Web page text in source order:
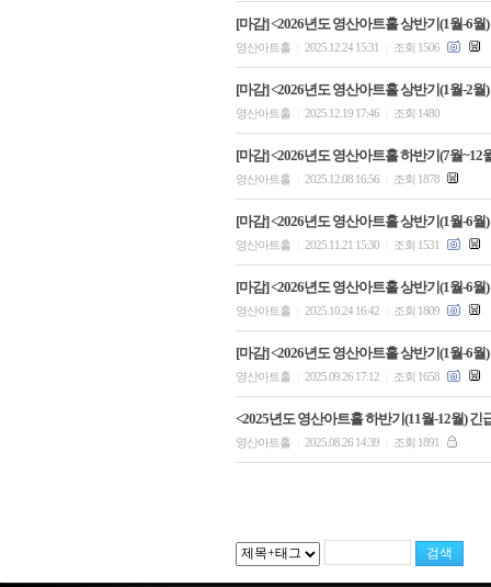
[마감] <2026년도 영산아트홀 상반기(1월-6월
영산아트홀 2025.12.24 15:31 조회 1506
[마감] <2026년도 영산아트홀 상반기(1월-2월
영산아트홀 2025.12.19 17:46 조회 1480
[마감] <2026년도 영산아트홀 하반기(7월~12
영산아트홀 2025.12.08 16:56 조회 1878
[마감] <2026년도 영산아트홀 상반기(1월-6월
영산아트홀 2025.11.21 15:30 조회 1531
[마감] <2026년도 영산아트홀 상반기(1월-6월
영산아트홀 2025.10.24 16:42 조회 1809
[마감] <2026년도 영산아트홀 상반기(1월-6월
영산아트홀 2025.09.26 17:12 조회 1658
<2025년도 영산아트홀 하반기(11월-12월) 긴
영산아트홀 2025.08.26 14:39 조회 1891